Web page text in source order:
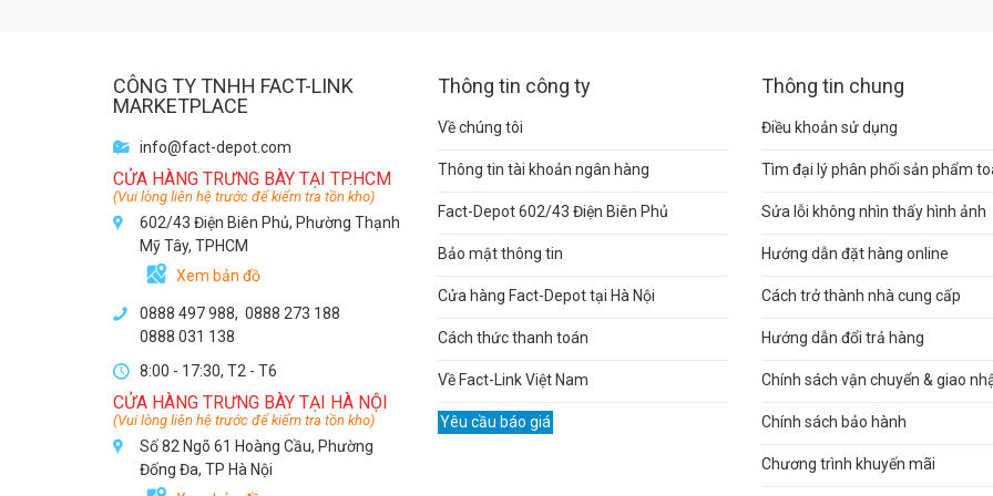
CÔNG TY TNHH FACT-LINK
MARKETPLACE
info@fact-depot.com
CỬA HÀNG TRƯNG BÀY TẠI TP.HCM
(Vui lòng liên hệ trước để kiểm tra tồn kho)
602/43 Điện Biên Phủ, Phường Thạnh
Mỹ Tây, TPHCM
Xem bản đồ
0888 497 988, 0888 273 188
0888 031 138
8:00 - 17:30, T2 - T6
CỬA HÀNG TRƯNG BÀY TẠI HÀ NỘI
(Vui lòng liên hệ trước để kiểm tra tồn kho)
Số 82 Ngõ 61 Hoàng Cầu, Phường
Đống Đa, TP Hà Nội
Thông tin công ty
Về chúng tôi
Thông tin tài khoản ngân hàng
Fact-Depot 602/43 Điện Biên Phủ
Bảo mật thông tin
Cửa hàng Fact-Depot tại Hà Nội
Cách thức thanh toán
Về Fact-Link Việt Nam
Yêu cầu báo giá
Thông tin chung
Điều khoản sử dụng
Tìm đại lý phân phối sản phẩm
Sửa lỗi không nhìn thấy hình ảnh
Hướng dẫn đặt hàng online
Cách trở thành nhà cung cấp
Hướng dẫn đổi trả hàng
Chính sách vận chuyển & giao
Chính sách bảo hành
Chương trình khuyến mãi